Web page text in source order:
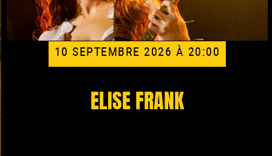
10 SEPTEMBRE 2026 À 20:00
ELISE FRANK